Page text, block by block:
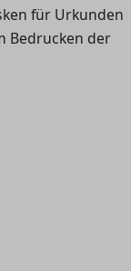
für Urkunden
Bedrucken der